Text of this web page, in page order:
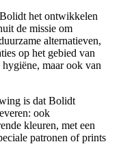
het ontwikkelen
de missie om
alternatieven,
op het gebied van
maar ook van
is dat Bolidt
ook
kleuren, met een
patronen of prints